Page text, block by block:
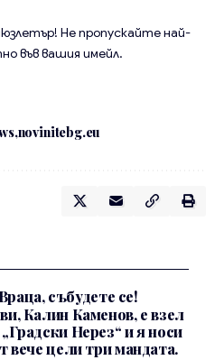
Не пропускайте най-
във вашия имейл.
novinitebg.eu
събудете се!
Калин Каменов, е взел
Нерез“ и я носи
вече цели три мандата.